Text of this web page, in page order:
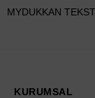
MYDUKKAN
KURUMSAL